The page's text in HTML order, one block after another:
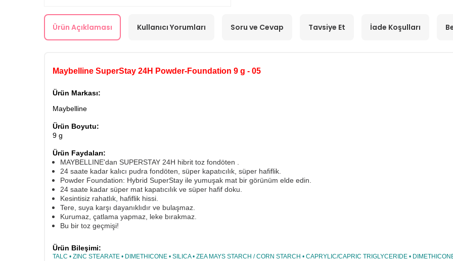
Ürün Açıklaması Kullanıcı Yorumları Soru ve Cevap Tavsiye Et İade Koşulları
Maybelline SuperStay 24H Powder-Foundation 9 g - 05
Ürün Markası:
Maybelline
Ürün Boyutu:
9 g
Ürün Faydaları:
MAYBELLINE'dan SUPERSTAY 24H hibrit toz fondöten .
24 saate kadar kalıcı pudra fondöten, süper kapatıcılık, süper hafiflik.
Powder Foundation: Hybrid SuperStay ile yumuşak mat bir görünüm elde edin.
24 saate kadar süper mat kapatıcılık ve süper hafif doku.
Kesintisiz rahatlık, hafiflik hissi.
Tere, suya karşı dayanıklıdır ve bulaşmaz.
Kurumaz, çatlama yapmaz, leke bırakmaz.
Bu bir toz geçmişi!
Ürün Bileşimi:
TALC • ZINC STEARATE • DIMETHICONE • SILICA • ZEA MAYS STARCH / CORN STARCH • CAPRYLIC/CAPRIC TRIGLYCERIDE •